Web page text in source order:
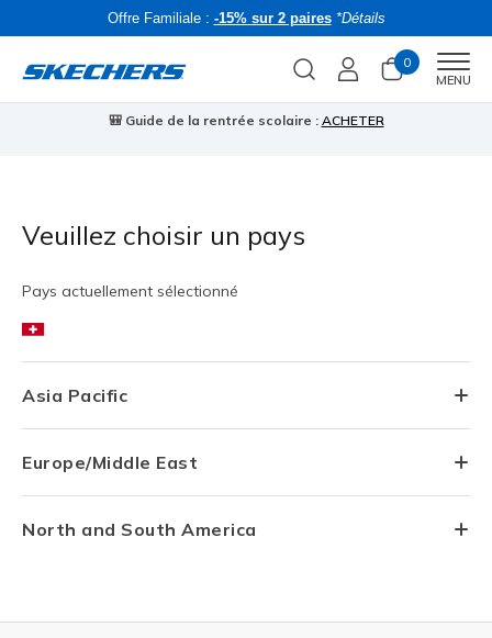
Offre Familiale : -15% sur 2 paires *Détails
0
MENU
🎒 Guide de la rentrée scolaire : ACHETER
Veuillez choisir un pays
Pays actuellement sélectionné
Asia Pacific
Europe/Middle East
North and South America